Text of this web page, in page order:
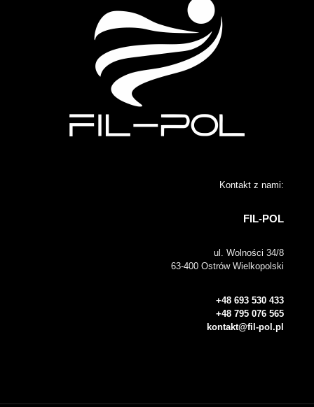
Kontakt z nami:
FIL-POL
ul. Wolności 34/8
63-400 Ostrów Wielkopolski
+48 693 530 433
+48 795 076 565
kontakt@fil-pol.pl